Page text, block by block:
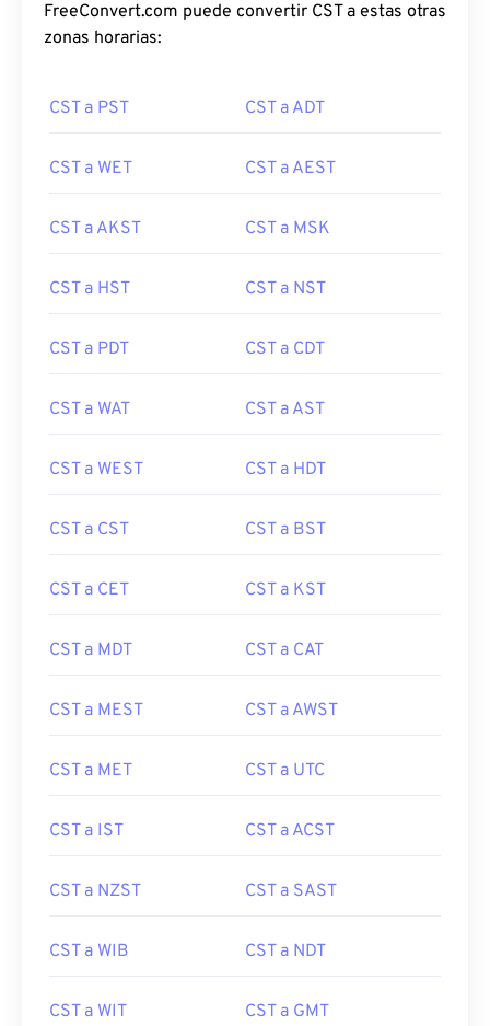
FreeConvert.com puede convertir CST a estas otras
zonas horarias:
CST a PST CST a ADT
CST a WET CST a AEST
CST a AKST CST a MSK
CST a HST CST a NST
CST a PDT CST a CDT
CST a WAT CST a AST
CST a WEST CST a HDT
CST a CST CST a BST
CST a CET CST a KST
CST a MDT CST a CAT
CST a MEST CST a AWST
CST a MET CST a UTC
CST a IST CST a ACST
CST a NZST CST a SAST
CST a WIB CST a NDT
CST a WIT CST a GMT